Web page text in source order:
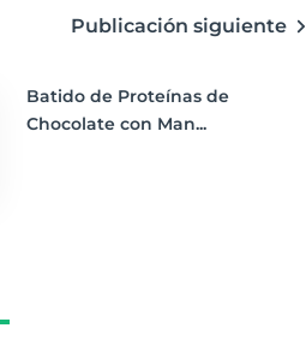
Publicación siguiente
Batido de Proteínas de
Chocolate con Man...